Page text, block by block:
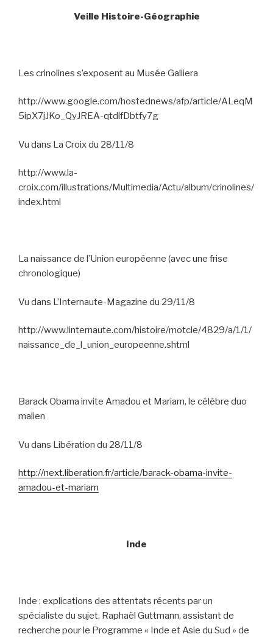
Veille Histoire-Géographie
Les crinolines s’exposent au Musée Galliera
http://www.google.com/hostednews/afp/article/ALeqM
5ipX7jJKo_QyJREA-qtdlfDbtfy7g
Vu dans La Croix du 28/11/8
http://www.la-
croix.com/illustrations/Multimedia/Actu/album/crinolines/
index.html
La naissance de l’Union européenne (avec une frise
chronologique)
Vu dans L’Internaute-Magazine du 29/11/8
http://www.linternaute.com/histoire/motcle/4829/a/1/1/
naissance_de_l_union_europeenne.shtml
Barack Obama invite Amadou et Mariam, le célèbre duo
malien
Vu dans Libération du 28/11/8
http://next.liberation.fr/article/barack-obama-invite-
amadou-et-mariam
Inde
Inde : explications des attentats récents par un
spécialiste du sujet, Raphaël Guttmann, assistant de
recherche pour le Programme « Inde et Asie du Sud » de